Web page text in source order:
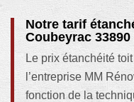
Notre tarif
Coubeyrac 33890
Le prix étanchéité
l’entreprise MM
fonction de la